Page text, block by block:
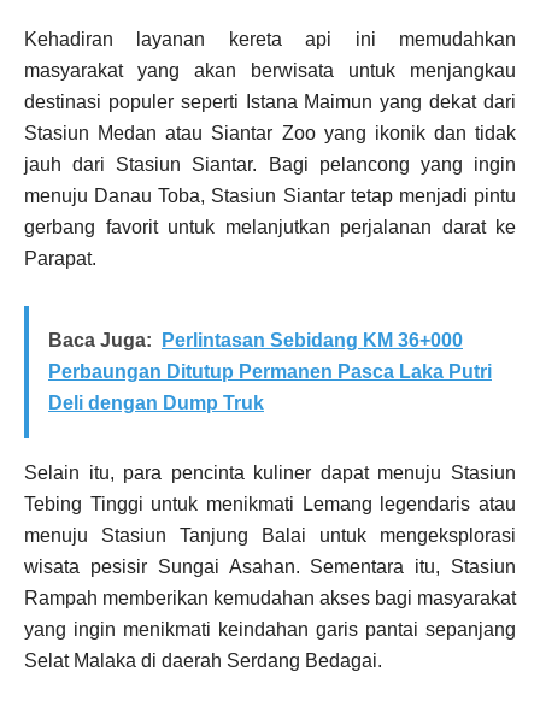
Kehadiran layanan kereta api ini memudahkan
masyarakat yang akan berwisata untuk menjangkau
destinasi populer seperti Istana Maimun yang dekat dari
Stasiun Medan atau Siantar Zoo yang ikonik dan tidak
jauh dari Stasiun Siantar. Bagi pelancong yang ingin
menuju Danau Toba, Stasiun Siantar tetap menjadi pintu
gerbang favorit untuk melanjutkan perjalanan darat ke
Parapat.
Baca Juga:
Perlintasan Sebidang KM 36+000
Perbaungan Ditutup Permanen Pasca Laka Putri
Deli dengan Dump Truk
Selain itu, para pencinta kuliner dapat menuju Stasiun
Tebing Tinggi untuk menikmati Lemang legendaris atau
menuju Stasiun Tanjung Balai untuk mengeksplorasi
wisata pesisir Sungai Asahan. Sementara itu, Stasiun
Rampah memberikan kemudahan akses bagi masyarakat
yang ingin menikmati keindahan garis pantai sepanjang
Selat Malaka di daerah Serdang Bedagai.